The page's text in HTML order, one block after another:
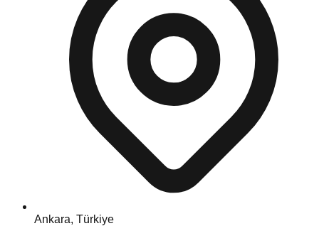
Ankara, Türkiye